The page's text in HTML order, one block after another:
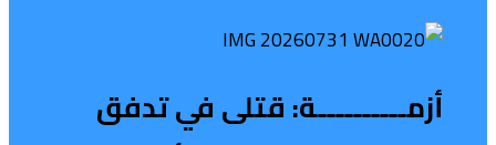
أزمــــــــــة: قتلى في تدفق